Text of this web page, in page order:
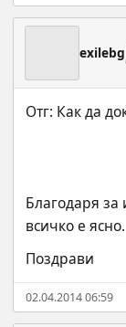
exilebg
Благодаря за
всичко е ясно.
Поздрави
02.04.2014 06:59